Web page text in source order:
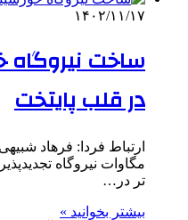
۱۴۰۲/۱۱/۱۷
در قلب پایتخت
مگاوات نیروگاه
تر در…
بیشتر بخوانید »